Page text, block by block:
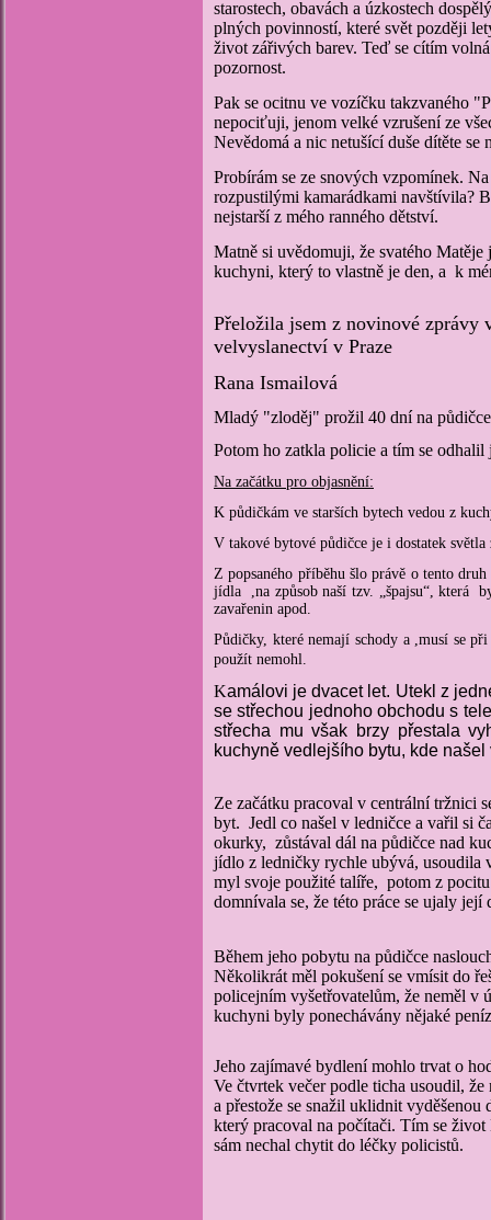
starostech, obavách a úzkostech
plných povinností, které svět později
život zářivých barev. Teď se cítím
pozornost.
Pak se ocitnu ve vozíčku takzvaného
nepociťuji, jenom velké vzrušení ze
Nevědomá a nic netušící duše dítěte
Probírám se ze snových vzpomínek.
rozpustilými kamarádkami navštívila?
nejstarší z mého ranného dětství.
Matně si uvědomuji, že svatého
kuchyni, který to vlastně je den, a k
Přeložila jsem z novinové zprávy
velvyslanectví v Praze
Rana Ismailová
Mladý "zloděj" prožil 40 dní na
Potom ho zatkla policie a tím se
Na začátku pro objasnění:
K půdičkám ve starších bytech vedou z
V takové bytové půdičce je i dostatek
Z popsaného příběhu šlo právě o
jídla ,na způsob naší tzv. „špajsu“, která
zavařenin apod.
Půdičky, které nemají schody a ,musí se
použít nemohl.
Kamálovi je dvacet let. Utekl z
se střechou jednoho obchodu s
střecha mu však brzy přestala
kuchyně vedlejšího bytu, kde
Ze začátku pracoval v centrální tržnici
byt. Jedl co našel v ledničce a vařil si
okurky, zůstával dál na půdičce nad
jídlo z ledničky rychle ubývá, usoudila
myl svoje použité talíře, potom z
domnívala se, že této práce se ujaly její
Během jeho pobytu na půdičce
Několikrát měl pokušení se vmísit do
policejním vyšetřovatelům, že neměl v
kuchyni byly ponechávány nějaké
Jeho zajímavé bydlení mohlo trvat o
Ve čtvrtek večer podle ticha usoudil,
a přestože se snažil uklidnit
který pracoval na počítači. Tím se
sám nechal chytit do léčky policistů.